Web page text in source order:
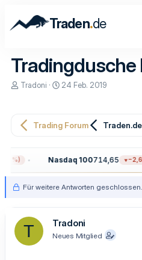
Traden.de
E
e
r
Tradoni
E
e
l
a
m
24 Feb. 2019
Trading Forum
Nasdaq 100714,65 −2,65
Für weitere Antworten geschlossen.
T Tradoni
Neues Mitglied